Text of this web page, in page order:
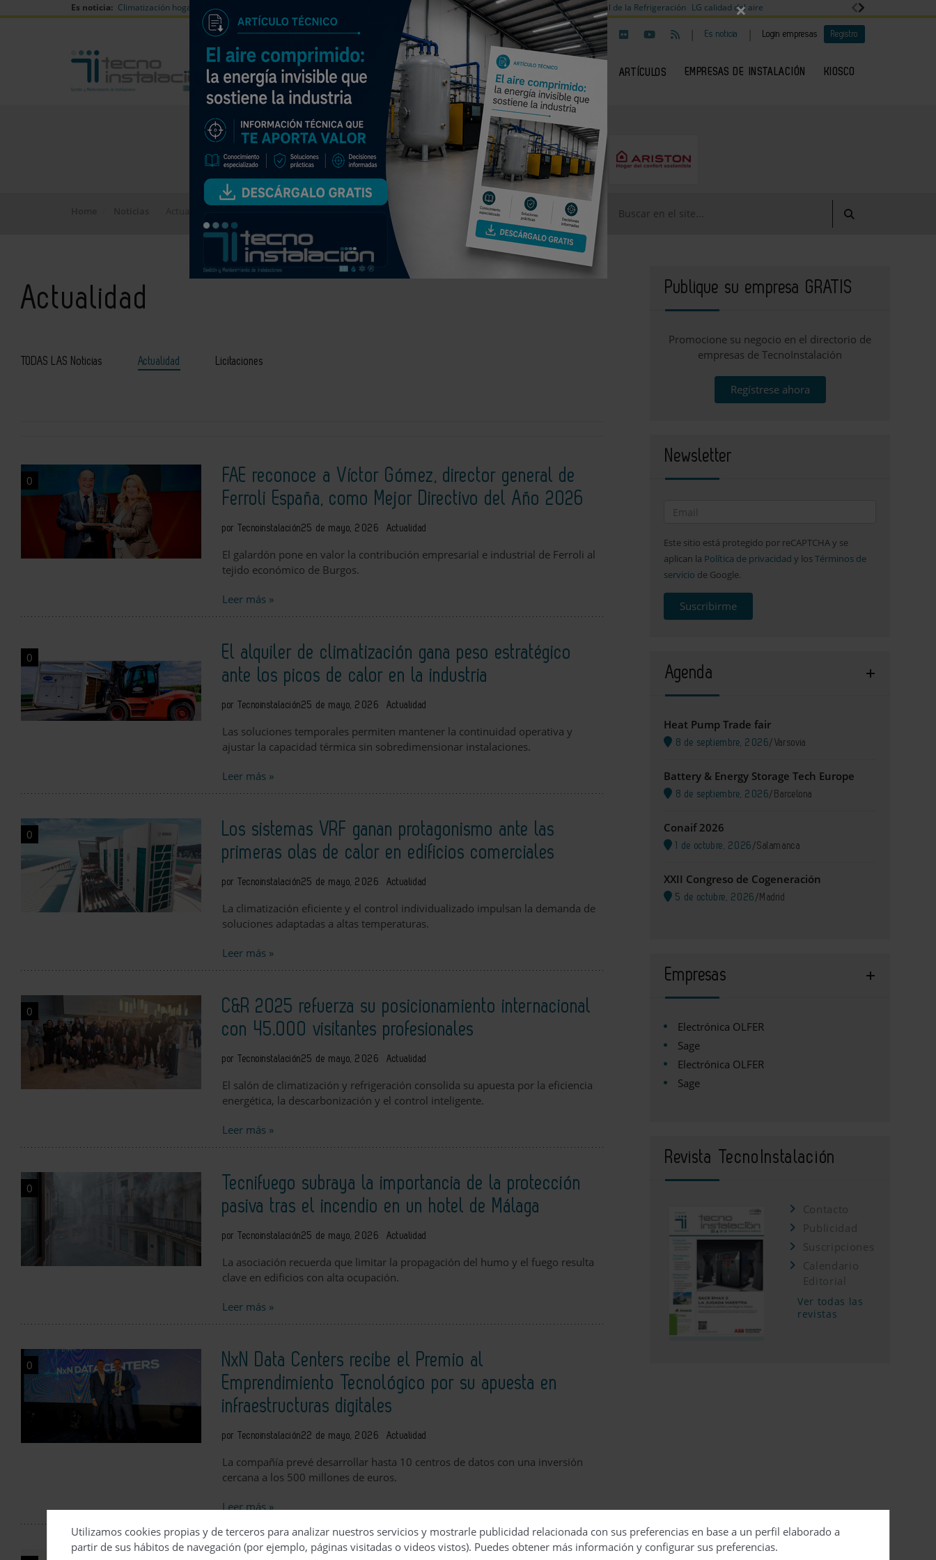
Es noticia: Climatización hogares verano Válvulas de equilibrado para sistemas calefacción Día mundial de la Refrigeración LG calidad del aire
| Es noticia | Login empresas Registro
NOTICIAS PRODUCTOS ARTÍCULOS EMPRESAS DE INSTALACIÓN KIOSCO
EMPRESAS PREMIUM
Actualidad
TODAS LAS Noticias Actualidad Licitaciones
0
FAE reconoce a Víctor Gómez, director general de
Ferroli España, como Mejor Directivo del Año 2026
por Tecnoinstalación25 de mayo, 2026 Actualidad
El galardón pone en valor la contribución empresarial e industrial de Ferroli al
tejido económico de Burgos.
Leer más »
0
El alquiler de climatización gana peso estratégico
ante los picos de calor en la industria
por Tecnoinstalación25 de mayo, 2026 Actualidad
Las soluciones temporales permiten mantener la continuidad operativa y
ajustar la capacidad térmica sin sobredimensionar instalaciones.
Leer más »
0
Los sistemas VRF ganan protagonismo ante las
primeras olas de calor en edificios comerciales
por Tecnoinstalación25 de mayo, 2026 Actualidad
La climatización eficiente y el control individualizado impulsan la demanda de
soluciones adaptadas a altas temperaturas.
Leer más »
0
C&R 2025 refuerza su posicionamiento internacional
con 45.000 visitantes profesionales
por Tecnoinstalación25 de mayo, 2026 Actualidad
El salón de climatización y refrigeración consolida su apuesta por la eficiencia
energética, la descarbonización y el control inteligente.
Leer más »
0
Tecnifuego subraya la importancia de la protección
pasiva tras el incendio en un hotel de Málaga
por Tecnoinstalación25 de mayo, 2026 Actualidad
La asociación recuerda que limitar la propagación del humo y el fuego resulta
clave en edificios con alta ocupación.
Leer más »
0
NxN Data Centers recibe el Premio al
Emprendimiento Tecnológico por su apuesta en
infraestructuras digitales
por Tecnoinstalación22 de mayo, 2026 Actualidad
La compañía prevé desarrollar hasta 10 centros de datos con una inversión
cercana a los 500 millones de euros.
Leer más »
Publique su empresa GRATIS
Promocione su negocio en el directorio de
empresas de TecnoInstalación
Regístrese ahora
Newsletter
Este sitio está protegido por reCAPTCHA y se
aplican la Política de privacidad y losTérminos de
servicio de Google.
Suscribirme
Agenda
Heat Pump Trade fair
8 de septiembre, 2026/ Varsovia
Battery & Energy Storage Tech Europe
8 de septiembre, 2026/ Barcelona
Conaif 2026
1 de octubre, 2026 /Salamanca
XXII Congreso de Cogeneración
5 de octubre, 2026 / Madrid
Empresas
Electrónica OLFER
Sage
Electrónica OLFER
Sage
Revista TecnoInstalación
Contacto
Publicidad
Suscripciones
Calendario
Editorial
Ver todas las
revistas
Utilizamos cookies propias y de terceros para analizar nuestros servicios y mostrarle publicidad relacionada con sus preferencias en base a un perfil elaborado a
partir de sus hábitos de navegación (por ejemplo, páginas visitadas o videos vistos). Puedes obtener más información y configurar sus preferencias.
×